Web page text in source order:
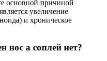
основной причиной
увеличение
и хроническое
нос а соплей нет?